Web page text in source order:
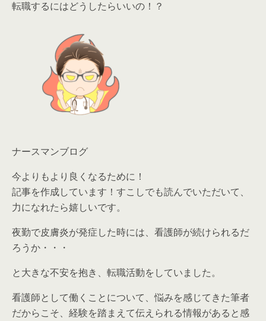
転職するにはどうしたらいいの！？
ナースマンブログ
今よりもより良くなるために！
記事を作成しています！すこしでも読んでいただいて、
力になれたら嬉しいです。
夜勤で皮膚炎が発症した時には、看護師が続けられるだ
ろうか・・・
と大きな不安を抱き、転職活動をしていました。
看護師として働くことについて、悩みを感じてきた筆者
だからこそ、経験を踏まえて伝えられる情報があると感